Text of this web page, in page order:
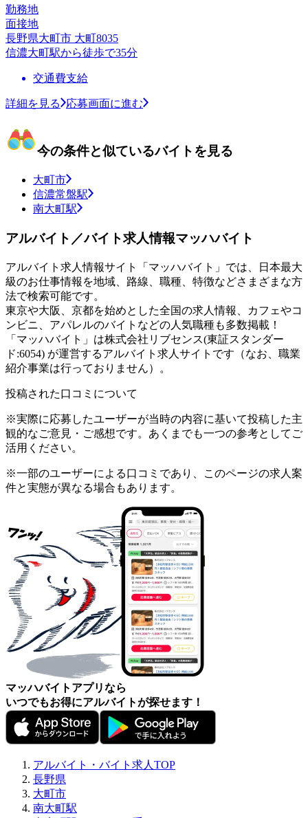
勤務地
面接地
長野県大町市 大町8035
信濃大町駅から徒歩で35分
交通費支給
詳細を見る 応募画面に進む
今の条件と似ているバイトを見る
大町市
信濃常盤駅
南大町駅
アルバイト／バイト求人情報マッハバイト
アルバイト求人情報サイト「マッハバイト」では、日本最大
級のお仕事情報を地域、路線、職種、特徴などさまざまな方
法で検索可能です。
東京や大阪、京都を始めとした全国の求人情報、カフェやコ
ンビニ、アパレルのバイトなどの人気職種も多数掲載！
「マッハバイト」は株式会社リブセンス(東証スタンダー
ド:6054) が運営するアルバイト求人サイトです（なお、職業
紹介事業は行っておりません）。
投稿された口コミについて
※実際に応募したユーザーが当時の内容に基いて投稿した主
観的なご意見・ご感想です。あくまでも一つの参考としてご
活用ください。
※一部のユーザーによる口コミであり、このページの求人案
件と実態が異なる場合もあります。
マッハバイトアプリなら
いつでもお得にアルバイトが探せます！
アルバイト・バイト求人TOP
長野県
大町市
南大町駅